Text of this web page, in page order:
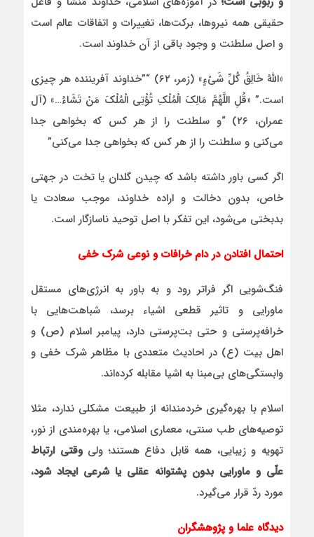
حقیقی همه نیروها، برکت‌ها، تغییرات و اتفاقات عالم است
و اصل سلطنت و وجود باقی از آن خداوند است.
«اللَّهُ خَالِقُ كُلِّ شَيْءٍ» (زمر، ۶۲) “”خداوند آفریننده هر چیزی
است.” «قُلِ اللَّهُمَّ مَالِكَ الْمُلْكِ تُؤْتِي الْمُلْكَ مَنْ تَشَاءُ…» (آل
عمران، ۲۶) “و سلطنت را از هر كس كه بخواهی جدا
می‌كنی و سلطنت را از هر كس كه بخواهی جدا می‌كنی”
اگر کسی باور داشته باشد که چیدن گلدان یا تخت در جهتی
خاص، بدون دخالت و اراده خداوند، موجب سعادت یا
بدبختی می‌شود، این تفکر با اصل توحید ناسازگار است.
احتمال افتادن در دام خرافات و نوعی شرک خفی
فنگ‌شویی اگر فراتر رود و به باور به انرژی‌های مستقل
ماورایی و تاثیر قطعی اشیاء برسد، شباهت‌هایی با
خرافه‌پرستی و حتی بت‌پرستی دارد، پیامبر اسلام (ص) و
اهل بیت (ع) در احادیث متعددی با مظاهر شرک خفی و
وابستگی‌های بی‌مبنا به اشیا مقابله کرده‌اند.
اسلام با بهره‌گیری خردمندانه از طبیعت مشکلی ندارد، مثلا
توصیه‌های طب سنتی، معماری اسلامی، یا بهره‌مندی از نور،
تهویه و زیبایی، همه قابل دفاع هستند؛ ولیوقتی ارتباط
علّی و ماورایی بدون پشتوانه عقلی یا شرعی ایجاد شود،
مورد ردّ قرار می‌گیرد.
دیدگاه علما و پژوهشگران